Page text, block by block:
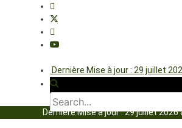
Dernière Mise à jour : 29 juillet
Dernière Mise à jour : 29 juillet 2026